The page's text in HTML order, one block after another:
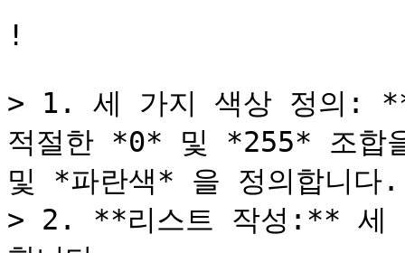
!
> 1. 세 가지 색상 정의:
적절한 *0* 및 *255* 조합
및 *파란색* 을 정의합니다.
> 2. **리스트 작성:** 세